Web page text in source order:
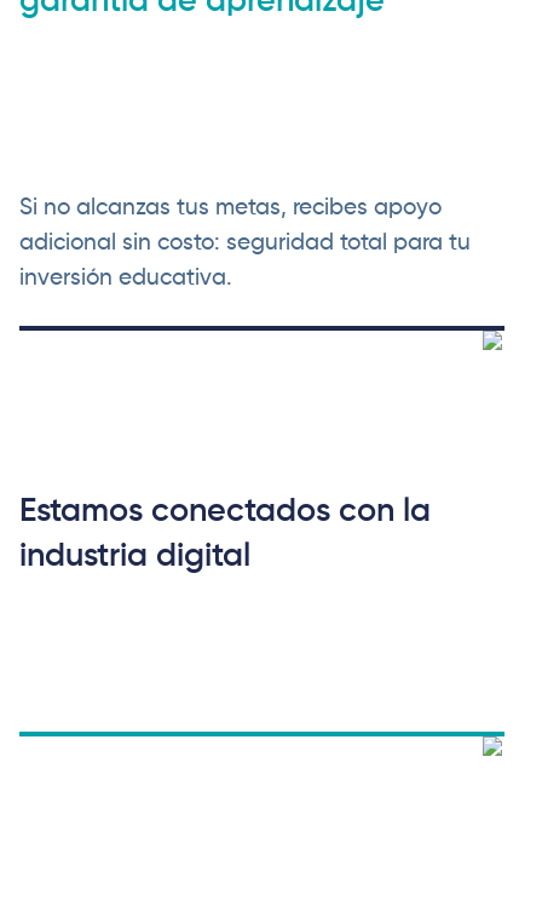
Si no alcanzas tus metas, recibes apoyo
adicional sin costo: seguridad total para tu
inversión educativa.
Estamos conectados con la
industria digital